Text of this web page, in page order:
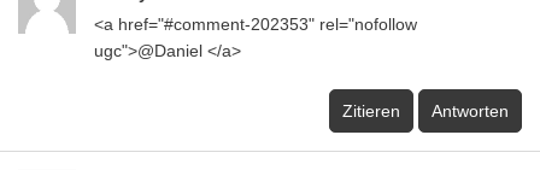
<a href="#comment-202353" rel="nofollow
ugc">@Daniel </a>
Zitieren Antworten